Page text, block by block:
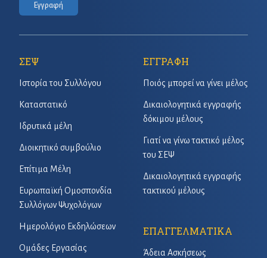
Εγγραφή
ΣΕΨ
Ιστορία του Συλλόγου
Καταστατικό
Ιδρυτικά μέλη
Διοικητικό συμβούλιο
Επίτιμα Μέλη
Ευρωπαϊκή Ομοσπονδία
Συλλόγων Ψυχολόγων
Ημερολόγιο Εκδηλώσεων
Ομάδες Εργασίας
ΕΓΓΡΑΦΗ
Ποιός μπορεί να γίνει μέλος
Δικαιολογητικά εγγραφής
δόκιμου μέλους
Γιατί να γίνω τακτικό μέλος
του ΣΕΨ
Δικαιολογητικά εγγραφής
τακτικού μέλους
ΕΠΑΓΓΕΛΜΑΤΙΚΑ
Άδεια Ασκήσεως